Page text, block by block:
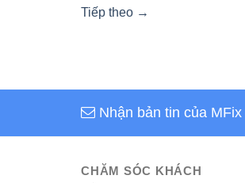
Tiếp theo →
Nhận bản tin của MFix
CHĂM SÓC KHÁCH